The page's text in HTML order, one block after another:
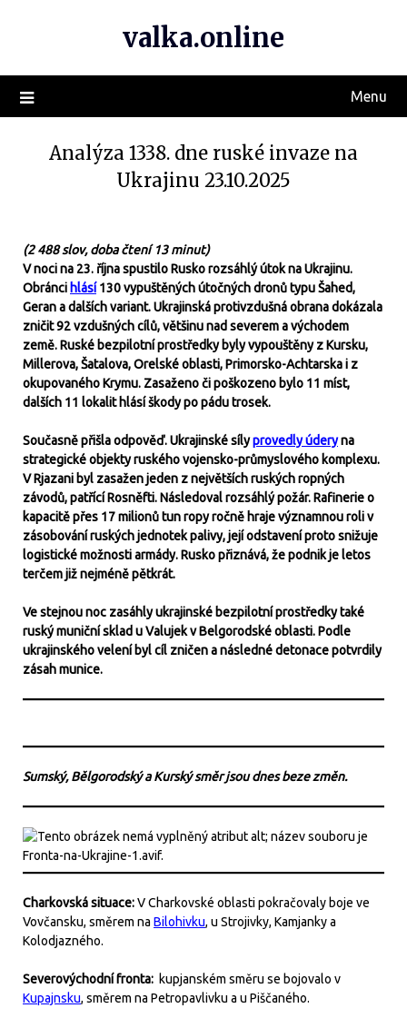
valka.online
Menu
Analýza 1338. dne ruské invaze na
Ukrajinu 23.10.2025
(2 488 slov, doba čtení 13 minut)
V noci na 23. října spustilo Rusko rozsáhlý útok na Ukrajinu.
Obránci hlásí130 vypuštěných útočných dronů typu Šahed,
Geran a dalších variant. Ukrajinská protivzdušná obrana dokázala
zničit 92 vzdušných cílů, většinu nad severem a východem
země. Ruské bezpilotní prostředky byly vypouštěny z Kursku,
Millerova, Šatalova, Orelské oblasti, Primorsko-Achtarska i z
okupovaného Krymu. Zasaženo či poškozeno bylo 11 míst,
dalších 11 lokalit hlásí škody po pádu trosek.
Současně přišla odpověď. Ukrajinské sílyprovedly úderyna
strategické objekty ruského vojensko-průmyslového komplexu.
V Rjazani byl zasažen jeden z největších ruských ropných
závodů, patřící Rosněfti. Následoval rozsáhlý požár. Rafinerie o
kapacitě přes 17 milionů tun ropy ročně hraje významnou roli v
zásobování ruských jednotek palivy, její odstavení proto snižuje
logistické možnosti armády. Rusko přiznává, že podnik je letos
terčem již nejméně pětkrát.
Ve stejnou noc zasáhly ukrajinské bezpilotní prostředky také
ruský muniční sklad u Valujek v Belgorodské oblasti. Podle
ukrajinského velení byl cíl zničen a následné detonace potvrdily
zásah munice.
Sumský, Bělgorodský a Kurský směr jsou dnes beze změn.
Charkovská situace:V Charkovské oblasti pokračovaly boje ve
Vovčansku, směrem na Bilohivku, u Strojivky, Kamjanky a
Kolodjazného.
Severovýchodní fronta: kupjanském směru se bojovalo v
Kupajnsku, směrem na Petropavlivku a u Piščaného.